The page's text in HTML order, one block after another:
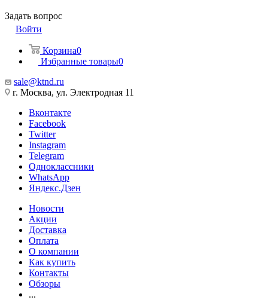
Задать вопрос
Войти
Корзина0
Избранные товары0
sale@ktnd.ru
г. Москва, ул. Электродная 11
Вконтакте
Facebook
Twitter
Instagram
Telegram
Одноклассники
WhatsApp
Яндекс.Дзен
Новости
Акции
Доставка
Оплата
О компании
Как купить
Контакты
Обзоры
...